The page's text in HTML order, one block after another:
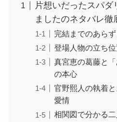
片想いだったスパダ
ましたのネタバレ徹
完結までのあら
登場人物の立ち
真宮恵の葛藤と「
の本心
官野熙人の執着
愛情
相関図で分かる